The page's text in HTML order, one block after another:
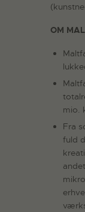
OM
mio.
Fra
fuld